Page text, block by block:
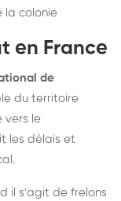
la colonie
en France
de
du territoire
vers le
les délais et
il s'agit de frelons